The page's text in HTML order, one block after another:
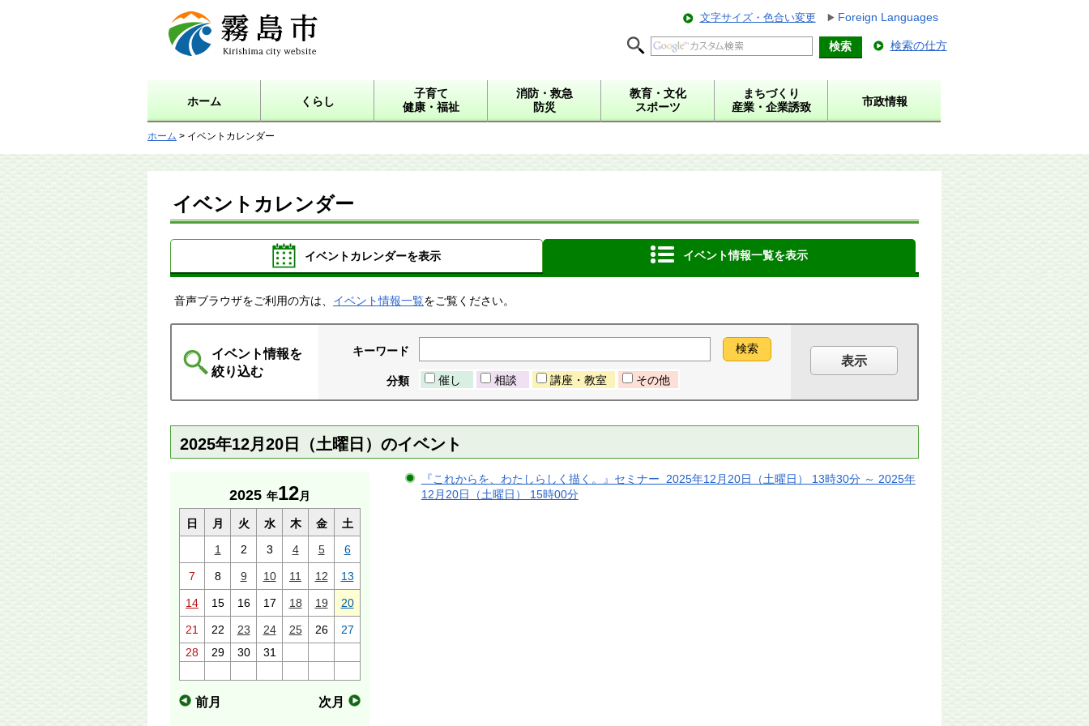
霧島市 Kirishima city
website
文字サイズ・色合い変更 Foreign Languages
検索の仕方
ホーム くらし
子育て
健康・福祉
消防・救急
防災
教育・文化
スポーツ
まちづくり
産業・企業誘致
市政情報
ホーム > イベントカレンダー
イベントカレンダー
イベントカレンダーを表示 イベント情報一覧を表示
音声ブラウザをご利用の方は、 イベント情報一覧をご覧ください。
イベント情報を
絞り込む
キーワード
分類 催し 相談 講座・教室 その他
2025年12月20日（土曜日）のイベント
2025 年12月
日 月 火 水 木 金
土
1
2 3 4 5 6
7 8 9 10 11 12 13
14 15 16 17 18 19 20
21 22 23 24 25 26
27
28
29 30 31
前月 次月
『これからを、わたしらしく描く。』セミナー 2025年12月20日（土曜日） 13時30分 ～ 2025年
12月20日（土曜日） 15時00分